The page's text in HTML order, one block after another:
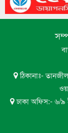
৮
ঠিকানাঃ-
ঢাকা অফিস:- ৬/৯